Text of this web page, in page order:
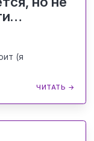
(я
ЧИТАТЬ →